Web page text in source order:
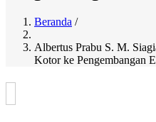
Breadcrumb
Beranda /
Albertus Prabu S. M.
Kotor ke Pengembangan